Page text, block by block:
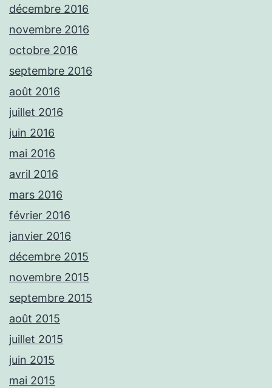
décembre 2016
novembre 2016
octobre 2016
septembre 2016
août 2016
juillet 2016
juin 2016
mai 2016
avril 2016
mars 2016
février 2016
janvier 2016
décembre 2015
novembre 2015
septembre 2015
août 2015
juillet 2015
juin 2015
mai 2015